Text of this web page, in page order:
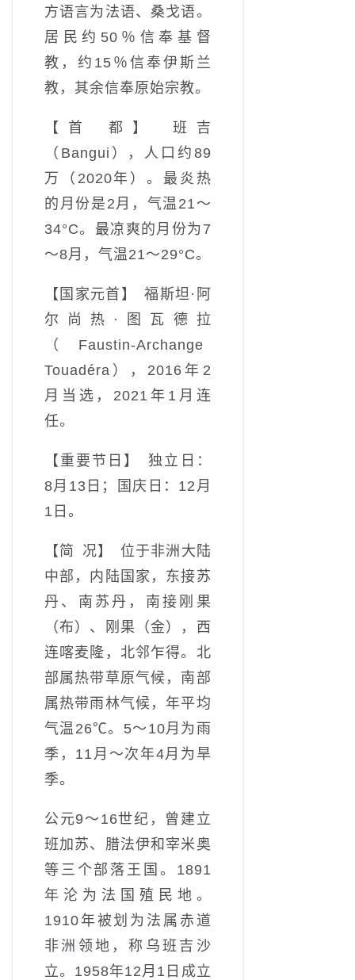
方语言为法语、桑戈语。
居民约50％信奉基督
教，约15％信奉伊斯兰
教，其余信奉原始宗教。
【首 都】 班吉
（Bangui），人口约89
万（2020年）。最炎热
的月份是2月，气温21～
34°C。最凉爽的月份为7
～8月，气温21～29°C。
【国家元首】 福斯坦·阿
尔尚热·图瓦德拉
（Faustin-Archange
Touadéra），2016年2
月当选，2021年1月连
任。
【重要节日】 独立日：
8月13日；国庆日：12月
1日。
【简 况】 位于非洲大陆
中部，内陆国家，东接苏
丹、南苏丹，南接刚果
（布）、刚果（金），西
连喀麦隆，北邻乍得。北
部属热带草原气候，南部
属热带雨林气候，年平均
气温26℃。5～10月为雨
季，11月～次年4月为旱
季。
公元9～16世纪，曾建立
班加苏、腊法伊和宰米奥
等三个部落王国。1891
年沦为法国殖民地。
1910年被划为法属赤道
非洲领地，称乌班吉沙
立。1958年12月1日成立